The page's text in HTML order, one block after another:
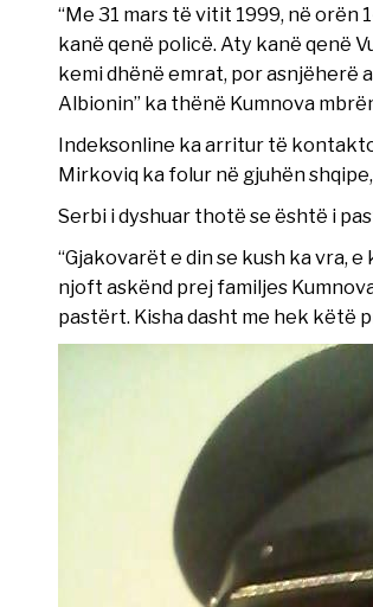
“Me 31 mars të vitit 1999, në
kanë qenë policë. Aty kanë qenë
kemi dhënë emrat, por asnjëherë
Albionin” ka thënë Kumnova
Indeksonline ka arritur të
Mirkoviq ka folur në gjuhën
Serbi i dyshuar thotë se është i
“Gjakovarët e din se kush ka vra,
njoft askënd prej familjes
pastërt. Kisha dasht me hek këtë